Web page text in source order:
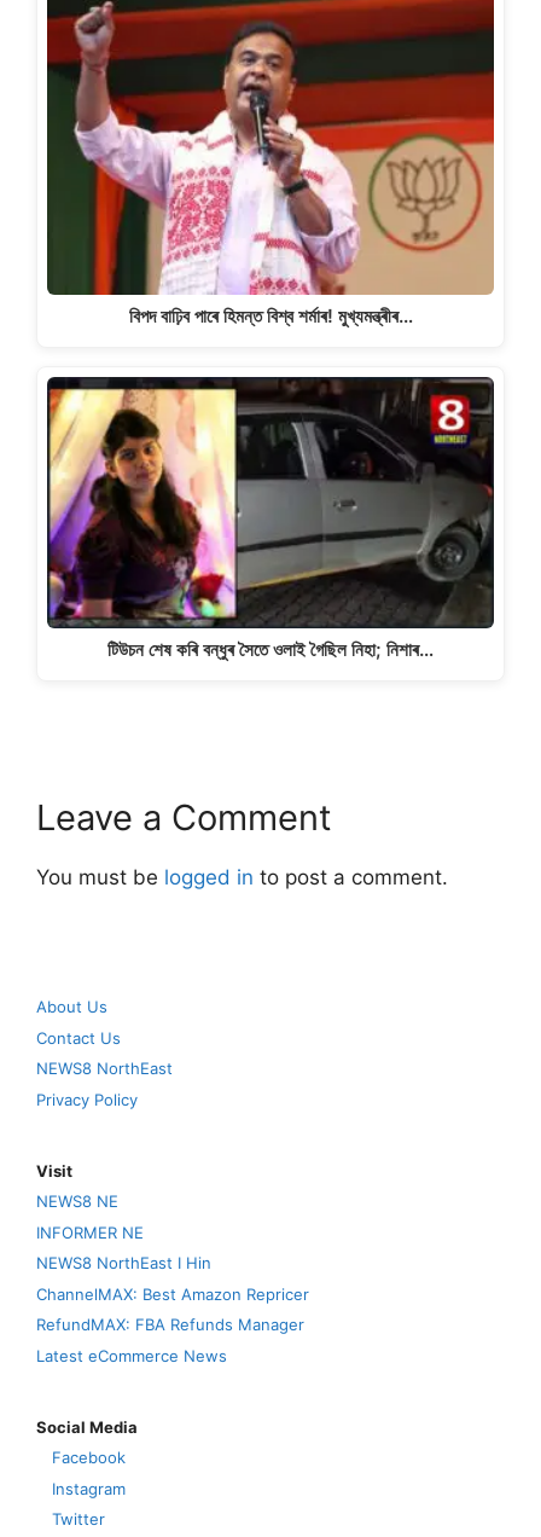
বিপদ বাঢ়িব পাৰে হিমন্ত বিশ্ব শৰ্মাৰ! মুখ্যমন্ত্ৰীৰ…
টিউচন শেষ কৰি বন্ধুৰ সৈতে ওলাই গৈছিল নিহা; নিশাৰ…
Leave a Comment
You must be logged in to post a comment.
About Us
Contact Us
NEWS8 NorthEast
Privacy Policy
Visit
NEWS8 NE
INFORMER NE
NEWS8 NorthEast I Hin
ChannelMAX: Best Amazon Repricer
RefundMAX: FBA Refunds Manager
Latest eCommerce News
Social Media
Facebook
Instagram
Twitter